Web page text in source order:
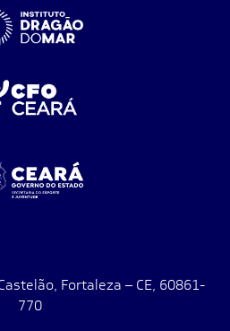
Fortaleza – CE, 60861-
770